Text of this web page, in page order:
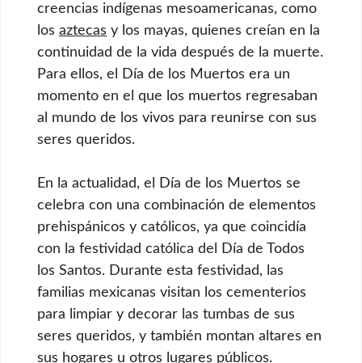
creencias indígenas mesoamericanas, como
los aztecas y los mayas, quienes creían en la
continuidad de la vida después de la muerte.
Para ellos, el Día de los Muertos era un
momento en el que los muertos regresaban
al mundo de los vivos para reunirse con sus
seres queridos.
En la actualidad, el Día de los Muertos se
celebra con una combinación de elementos
prehispánicos y católicos, ya que coincidía
con la festividad católica del Día de Todos
los Santos. Durante esta festividad, las
familias mexicanas visitan los cementerios
para limpiar y decorar las tumbas de sus
seres queridos, y también montan altares en
sus hogares u otros lugares públicos.